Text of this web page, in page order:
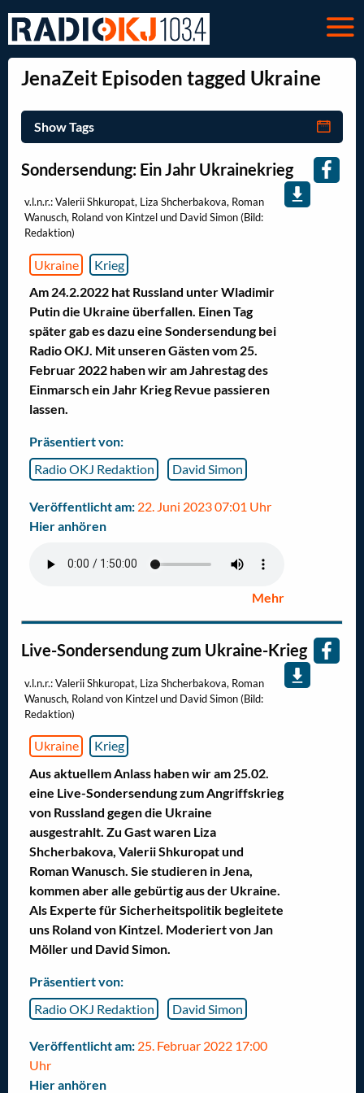
JenaZeit Episoden tagged Ukraine
Show Tags
Sondersendung: Ein Jahr Ukrainekrieg
v.l.n.r.: Valerii Shkuropat, Liza Shcherbakova, Roman
Wanusch, Roland von Kintzel und David Simon (Bild:
Redaktion)
Ukraine
Krieg
Am 24.2.2022 hat Russland unter Wladimir
Putin die Ukraine überfallen. Einen Tag
später gab es dazu eine Sondersendung bei
Radio OKJ. Mit unseren Gästen vom 25.
Februar 2022 haben wir am Jahrestag des
Einmarsch ein Jahr Krieg Revue passieren
lassen.
Präsentiert von:
Radio OKJ Redaktion
David Simon
Veröffentlicht am: 22. Juni 2023 07:01 Uhr
Hier anhören
Mehr
Live-Sondersendung zum Ukraine-Krieg
v.l.n.r.: Valerii Shkuropat, Liza Shcherbakova, Roman
Wanusch, Roland von Kintzel und David Simon (Bild:
Redaktion)
Ukraine
Krieg
Aus aktuellem Anlass haben wir am 25.02.
eine Live-Sondersendung zum Angriffskrieg
von Russland gegen die Ukraine
ausgestrahlt. Zu Gast waren Liza
Shcherbakova, Valerii Shkuropat und
Roman Wanusch. Sie studieren in Jena,
kommen aber alle gebürtig aus der Ukraine.
Als Experte für Sicherheitspolitik begleitete
uns Roland von Kintzel. Moderiert von Jan
Möller und David Simon.
Präsentiert von:
Radio OKJ Redaktion
David Simon
Veröffentlicht am: 25. Februar 2022 17:00
Uhr
Hier anhören